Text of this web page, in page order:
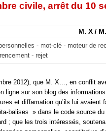
civile, arrêt du 10
M. X /
- mot-clé - moteur de
- rejet
2012), que M. X…, en conflit
sur son blog des
et diffamation qu’ils lui avaient
balises » dans le code source
; que les trois intéressés,